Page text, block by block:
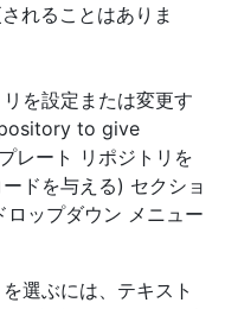
れることはありま
を設定または変更す
to give
レート リポジトリを
ドを与える) セクショ
ロップダウン メニュー
選ぶには、テキスト